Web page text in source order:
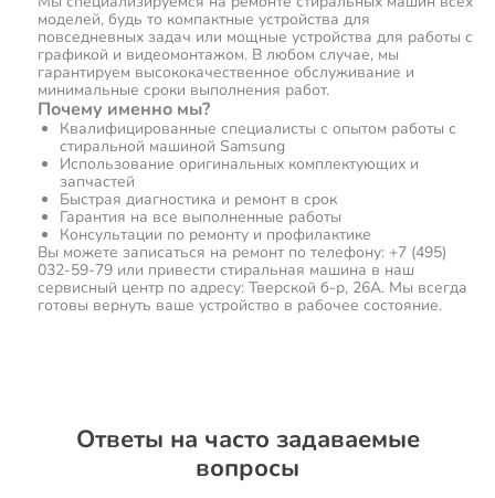
моделей, будь то компактные устройства для
повседневных задач или мощные устройства для работы с
графикой и видеомонтажом. В любом случае, мы
гарантируем высококачественное обслуживание и
минимальные сроки выполнения работ.
Почему именно мы?
Квалифицированные специалисты с опытом работы с
стиральной машиной Samsung
Использование оригинальных комплектующих и
запчастей
Быстрая диагностика и ремонт в срок
Гарантия на все выполненные работы
Консультации по ремонту и профилактике
Вы можете записаться на ремонт по телефону: +7 (495)
032-59-79 или привести стиральная машина в наш
сервисный центр по адресу: Тверской б-р, 26А. Мы всегда
готовы вернуть ваше устройство в рабочее состояние.
Ответы на часто задаваемые
вопросы